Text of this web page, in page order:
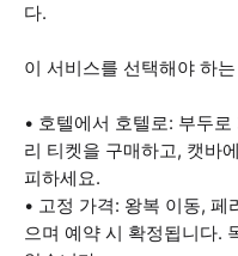
다.
이 서비스를 선택해야 하
• 호텔에서 호텔로: 부두
리 티켓을 구매하고, 캣바
피하세요.
• 고정 가격: 왕복 이동, 페
으며 예약 시 확정됩니다.